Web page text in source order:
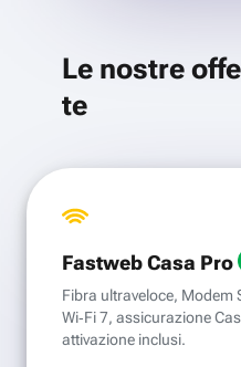
Le nostre
te
Fastweb Casa Pro
Fibra ultraveloce, Modem
Wi‑Fi 7, assicurazione
attivazione inclusi.